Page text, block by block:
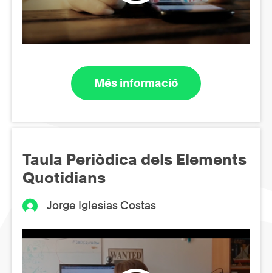
Més informació
Taula Periòdica dels Elements
Quotidians
Jorge Iglesias Costas